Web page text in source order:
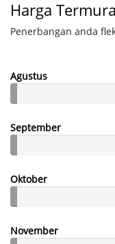
Harga
Penerbangan anda
Agustus
September
Oktober
November